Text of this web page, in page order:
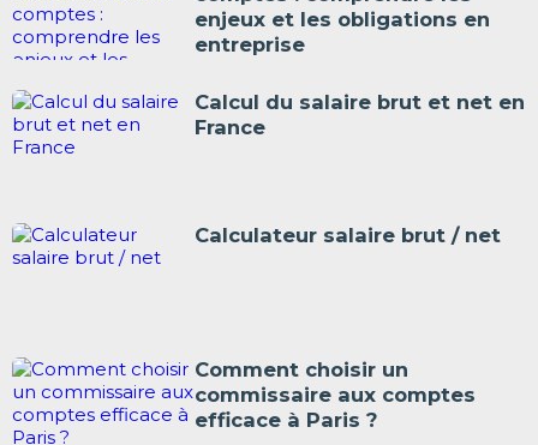
enjeux et les obligations en
entreprise
Calcul du salaire brut et net en
France
Calculateur salaire brut / net
Comment choisir un
commissaire aux comptes
efficace à Paris ?